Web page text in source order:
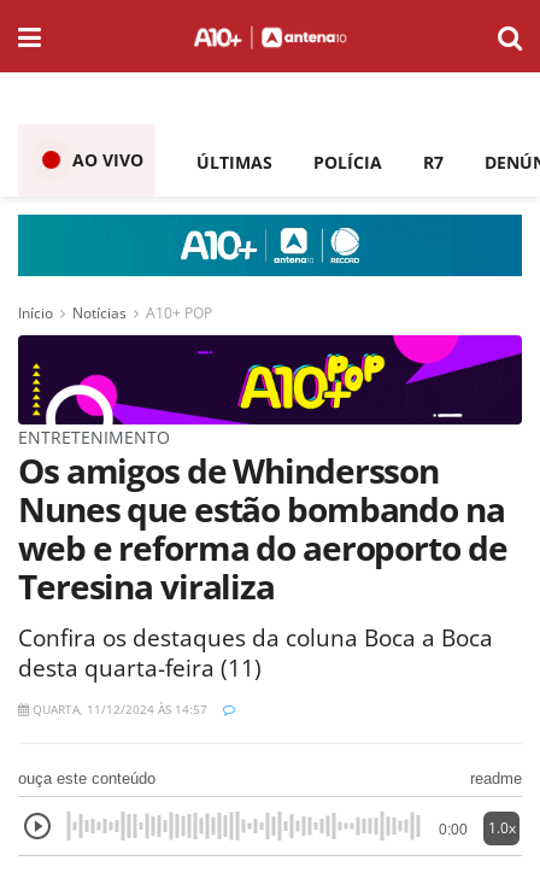
AO VIVO ÚLTIMAS POLÍCIA R7
Início Notícias A10+ POP
ENTRETENIMENTO
Os amigos de Whindersson
Nunes que estão bombando na
web e reforma do aeroporto de
Teresina viraliza
Confira os destaques da coluna Boca a Boca
desta quarta-feira (11)
QUARTA, 11/12/2024 ÀS 14:57
ouça este conteúdo readme
0:00 1.0x